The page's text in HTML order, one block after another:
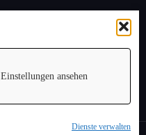
Dienste verwalten
Einstellungen ansehen